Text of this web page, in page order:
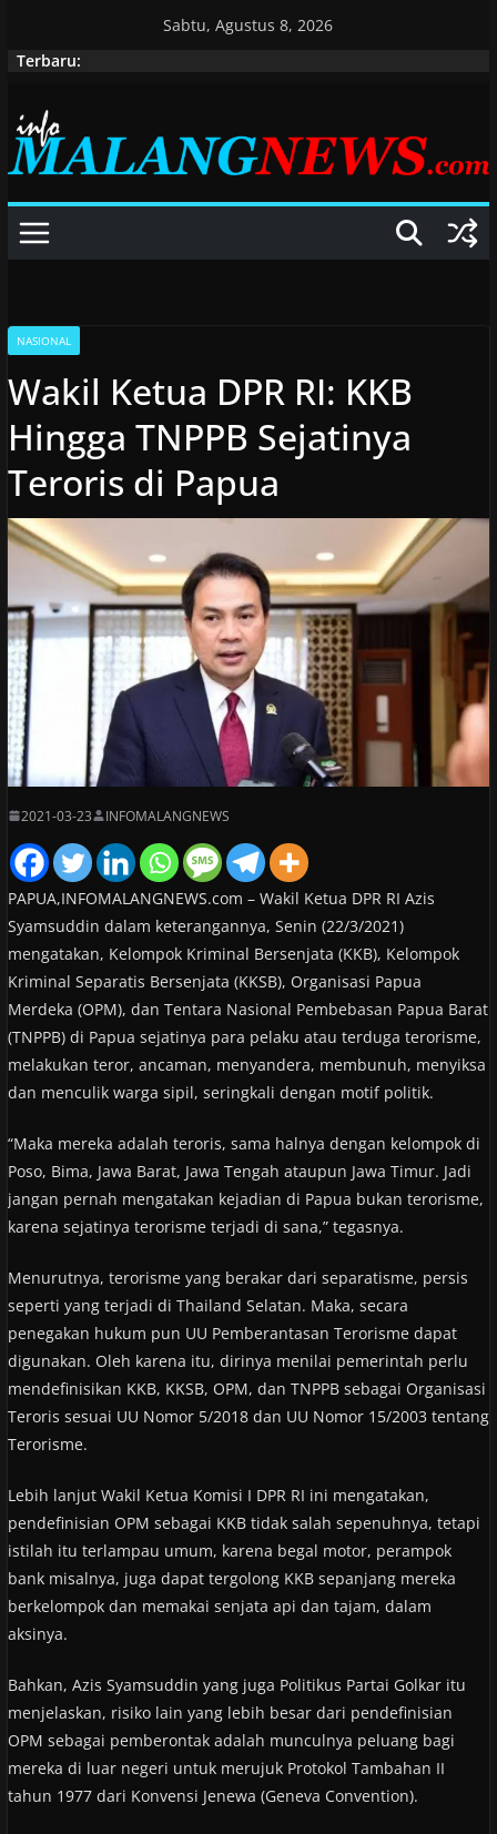
Sabtu, Agustus 8, 2026
Terbaru:
NASIONAL
Wakil Ketua DPR RI: KKB
Hingga TNPPB Sejatinya
Teroris di Papua
2021-03-23 INFOMALANGNEWS
PAPUA,INFOMALANGNEWS.com – Wakil Ketua DPR RI Azis
Syamsuddin dalam keterangannya, Senin (22/3/2021)
mengatakan, Kelompok Kriminal Bersenjata (KKB), Kelompok
Kriminal Separatis Bersenjata (KKSB), Organisasi Papua
Merdeka (OPM), dan Tentara Nasional Pembebasan Papua Barat
(TNPPB) di Papua sejatinya para pelaku atau terduga terorisme,
melakukan teror, ancaman, menyandera, membunuh, menyiksa
dan menculik warga sipil, seringkali dengan motif politik.
“Maka mereka adalah teroris, sama halnya dengan kelompok di
Poso, Bima, Jawa Barat, Jawa Tengah ataupun Jawa Timur. Jadi
jangan pernah mengatakan kejadian di Papua bukan terorisme,
karena sejatinya terorisme terjadi di sana,” tegasnya.
Menurutnya, terorisme yang berakar dari separatisme, persis
seperti yang terjadi di Thailand Selatan. Maka, secara
penegakan hukum pun UU Pemberantasan Terorisme dapat
digunakan. Oleh karena itu, dirinya menilai pemerintah perlu
mendefinisikan KKB, KKSB, OPM, dan TNPPB sebagai Organisasi
Teroris sesuai UU Nomor 5/2018 dan UU Nomor 15/2003 tentang
Terorisme.
Lebih lanjut Wakil Ketua Komisi I DPR RI ini mengatakan,
pendefinisian OPM sebagai KKB tidak salah sepenuhnya, tetapi
istilah itu terlampau umum, karena begal motor, perampok
bank misalnya, juga dapat tergolong KKB sepanjang mereka
berkelompok dan memakai senjata api dan tajam, dalam
aksinya.
Bahkan, Azis Syamsuddin yang juga Politikus Partai Golkar itu
menjelaskan, risiko lain yang lebih besar dari pendefinisian
OPM sebagai pemberontak adalah munculnya peluang bagi
mereka di luar negeri untuk merujuk Protokol Tambahan II
tahun 1977 dari Konvensi Jenewa (Geneva Convention).